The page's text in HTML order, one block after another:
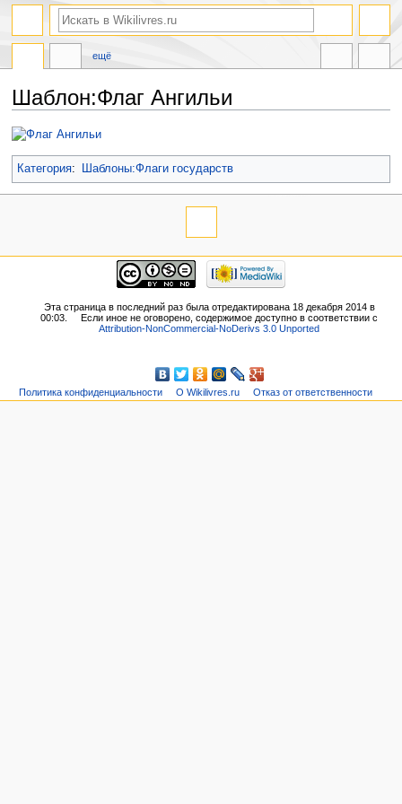
Шаблон:Флаг Ангильи
Перейти
навигации
Перейти
поиску
Категория: Шаблоны:Флаги государств
ещё
Эта страница в последний раз была отредактирована 18 декабря 2014 в
00:03.
Если иное не оговорено, содержимое доступно в соответствии с
Attribution-NonCommercial-NoDerivs 3.0 Unported
Политика конфиденциальности О Wikilivres.ru Отказ от ответственности